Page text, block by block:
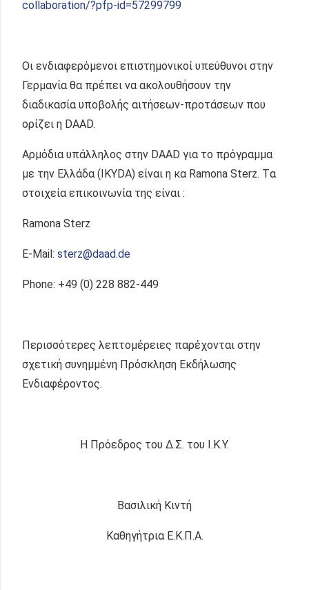
collaboration/?pfp-id=57299799
Οι ενδιαφερόμενοι επιστημονικοί υπεύθυνοι στην
Γερμανία θα πρέπει να ακολουθήσουν την
διαδικασία υποβολής αιτήσεων-προτάσεων που
ορίζει η DAAD.
Αρμόδια υπάλληλος στην DAAD για το πρόγραμμα
με την Ελλάδα (ΙΚΥDA) είναι η κα Ramona Sterz. Tα
στοιχεία επικοινωνία της είναι :
Ramona Sterz
E-Mail: sterz@daad.de
Phone: +49 (0) 228 882-449
Περισσότερες λεπτομέρειες παρέχονται στην
σχετική συνημμένη Πρόσκληση Εκδήλωσης
Ενδιαφέροντος.
Η Πρόεδρος του Δ.Σ. του Ι.Κ.Υ.
Βασιλική Κιντή
Καθηγήτρια Ε.Κ.Π.Α.